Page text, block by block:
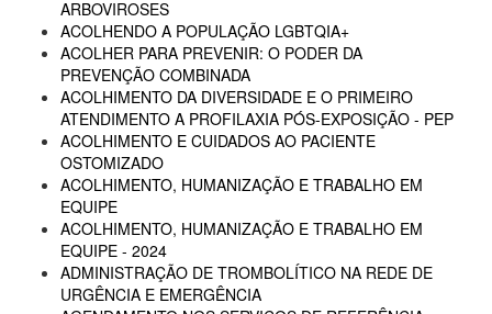
ARBOVIROSES
ACOLHENDO A POPULAÇÃO LGBTQIA+
ACOLHER PARA PREVENIR: O PODER DA
PREVENÇÃO COMBINADA
ACOLHIMENTO DA DIVERSIDADE E O PRIMEIRO
ATENDIMENTO A PROFILAXIA PÓS-EXPOSIÇÃO - PEP
ACOLHIMENTO E CUIDADOS AO PACIENTE
OSTOMIZADO
ACOLHIMENTO, HUMANIZAÇÃO E TRABALHO EM
EQUIPE
ACOLHIMENTO, HUMANIZAÇÃO E TRABALHO EM
EQUIPE - 2024
ADMINISTRAÇÃO DE TROMBOLÍTICO NA REDE DE
URGÊNCIA E EMERGÊNCIA